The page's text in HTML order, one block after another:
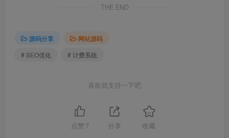
THE END
源码分享
网站源码
# SEO优化
# 计费系统
喜欢就支持一下吧
点赞 7 分享 收藏